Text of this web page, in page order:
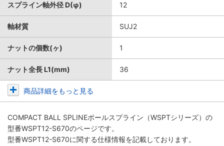
スプライン軸外径 D(φ) 12
軸材質 SUJ2
ナットの個数(ヶ) 1
ナット全長 L1(mm) 36
商品詳細をもっと見る
COMPACT BALL SPLINEボールスプライン（WSPTシリーズ） の
型番WSPT12-S670のページです。
型番WSPT12-S670に関する仕様情報を記載しております。